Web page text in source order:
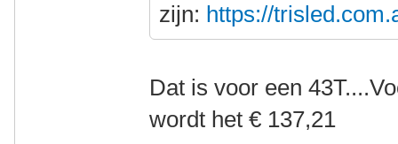
zijn: https://
Dat is voor een
wordt het € 137,21